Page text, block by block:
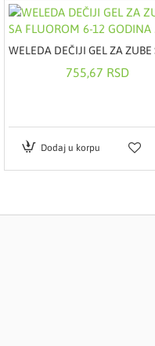
755,67 RSD
Dodaj u korpu